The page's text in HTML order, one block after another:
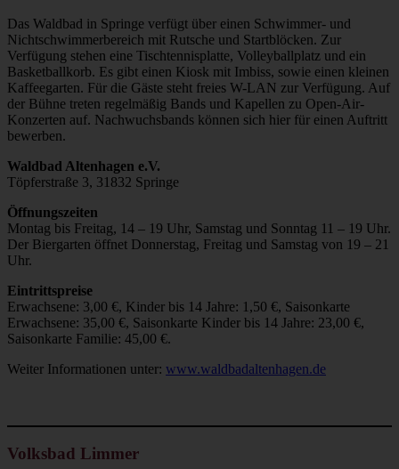
Das Waldbad in Springe verfügt über einen Schwimmer- und
Nichtschwimmerbereich mit Rutsche und Startblöcken. Zur
Verfügung stehen eine Tischtennisplatte, Volleyballplatz und ein
Basketballkorb. Es gibt einen Kiosk mit Imbiss, sowie einen kleinen
Kaffeegarten. Für die Gäste steht freies W-LAN zur Verfügung. Auf
der Bühne treten regelmäßig Bands und Kapellen zu Open-Air-
Konzerten auf. Nachwuchsbands können sich hier für einen Auftritt
bewerben.
Waldbad Altenhagen e.V.
Töpferstraße 3, 31832 Springe
Öffnungszeiten
Montag bis Freitag, 14 – 19 Uhr, Samstag und Sonntag 11 – 19 Uhr.
Der Biergarten öffnet Donnerstag, Freitag und Samstag von 19 – 21
Uhr.
Eintrittspreise
Erwachsene: 3,00 €, Kinder bis 14 Jahre: 1,50 €, Saisonkarte
Erwachsene: 35,00 €, Saisonkarte Kinder bis 14 Jahre: 23,00 €,
Saisonkarte Familie: 45,00 €.
Weiter Informationen unter: www.waldbadaltenhagen.de
Volksbad Limmer